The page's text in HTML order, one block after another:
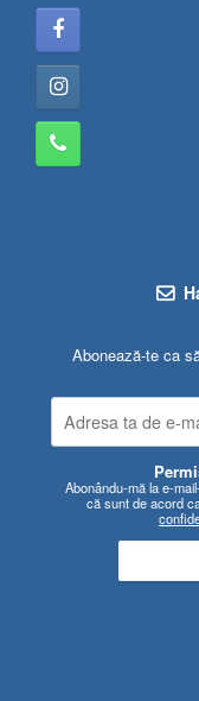
Abonează-te ca
Abonându-mă la e-
că sunt de acord